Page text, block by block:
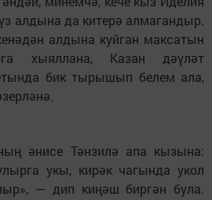
алдына да китерә алмагандыр.
алдына куйган максатын
хыяллана, Казан дәүләт
бик тырышып белем ала,
әнисе Тәнзилә апа кызына:
укы, кирәк чагында укол
— дип киңәш биргән була.